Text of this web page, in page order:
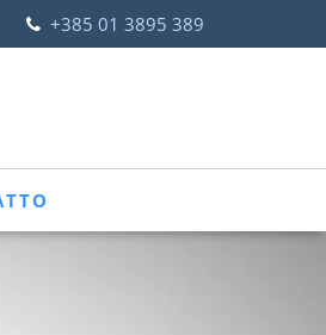
+385 01 3895 389